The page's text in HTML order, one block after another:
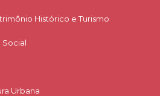
Histórico e Turismo
Social
Urbana